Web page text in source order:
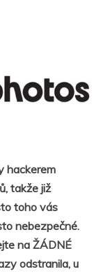
hackerem
takže již
toho vás
nebezpečné.
na ŽÁDNÉ
odstranila, u